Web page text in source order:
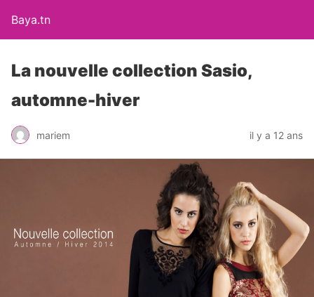
Baya.tn
La nouvelle collection Sasio,
automne-hiver
mariem il y a 12 ans